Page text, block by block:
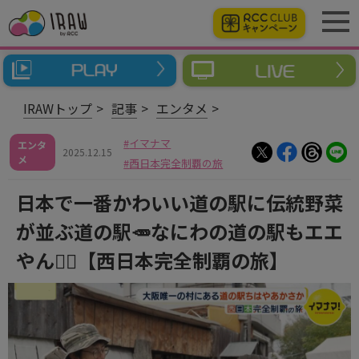
IRAWトップ 記事 エンタメ
エンタ
メ
2025.12.15
イマナマ
西日本完全制覇の旅
日本で一番かわいい道の駅に伝統野菜
が並ぶ道の駅🥕なにわの道の駅もエエ
やん👍🏻【西日本完全制覇の旅】